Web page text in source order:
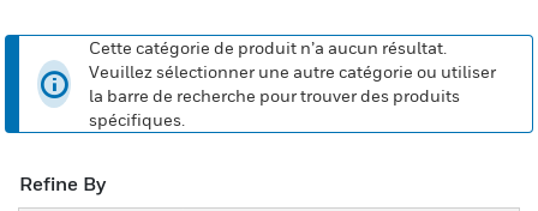
Cette catégorie de produit n’a aucun résultat.
Veuillez sélectionner une autre catégorie ou utiliser
la barre de recherche pour trouver des produits
spécifiques.
Refine By